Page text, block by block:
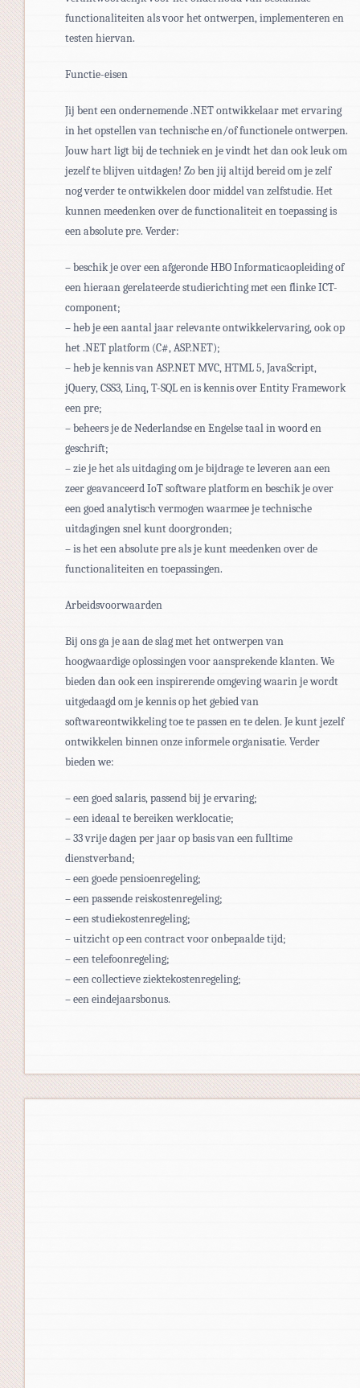
functionaliteiten als voor het ontwerpen, implementeren en
testen hiervan.
Functie-eisen
Jij bent een ondernemende .NET ontwikkelaar met ervaring
in het opstellen van technische en/of functionele ontwerpen.
Jouw hart ligt bij de techniek en je vindt het dan ook leuk om
jezelf te blijven uitdagen! Zo ben jij altijd bereid om je zelf
nog verder te ontwikkelen door middel van zelfstudie. Het
kunnen meedenken over de functionaliteit en toepassing is
een absolute pre. Verder:
– beschik je over een afgeronde HBO Informaticaopleiding of
een hieraan gerelateerde studierichting met een flinke ICT-
component;
– heb je een aantal jaar relevante ontwikkelervaring, ook op
het .NET platform (C#, ASP.NET);
– heb je kennis van ASP.NET MVC, HTML 5, JavaScript,
jQuery, CSS3, Linq, T-SQL en is kennis over Entity Framework
een pre;
– beheers je de Nederlandse en Engelse taal in woord en
geschrift;
– zie je het als uitdaging om je bijdrage te leveren aan een
zeer geavanceerd IoT software platform en beschik je over
een goed analytisch vermogen waarmee je technische
uitdagingen snel kunt doorgronden;
– is het een absolute pre als je kunt meedenken over de
functionaliteiten en toepassingen.
Arbeidsvoorwaarden
Bij ons ga je aan de slag met het ontwerpen van
hoogwaardige oplossingen voor aansprekende klanten. We
bieden dan ook een inspirerende omgeving waarin je wordt
uitgedaagd om je kennis op het gebied van
softwareontwikkeling toe te passen en te delen. Je kunt jezelf
ontwikkelen binnen onze informele organisatie. Verder
bieden we:
– een goed salaris, passend bij je ervaring;
– een ideaal te bereiken werklocatie;
– 33 vrije dagen per jaar op basis van een fulltime
dienstverband;
– een goede pensioenregeling;
– een passende reiskostenregeling;
– een studiekostenregeling;
– uitzicht op een contract voor onbepaalde tijd;
– een telefoonregeling;
– een collectieve ziektekostenregeling;
– een eindejaarsbonus.